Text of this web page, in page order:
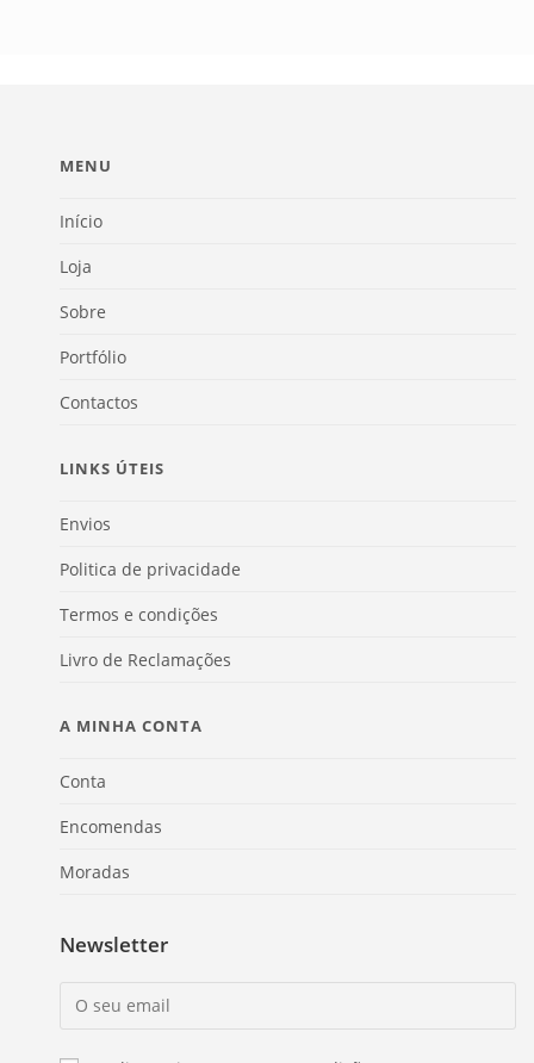
MENU
Início
Loja
Sobre
Portfólio
Contactos
LINKS ÚTEIS
Envios
Politica de privacidade
Termos e condições
Livro de Reclamações
A MINHA CONTA
Conta
Encomendas
Moradas
Newsletter